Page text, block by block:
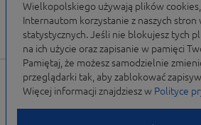
Serwisy Programów
Portal finansowany przez Unię Europejską w
WRPO 2007-2013 i WRPO 2014-2020 oraz
Wielkopolskiego używają plików
Internautom korzystanie z naszych
statystycznych. Jeśli nie blokujesz tych
na ich użycie oraz zapisanie w pamięci
Pamiętaj, że możesz samodzielnie
przeglądarki tak, aby zablokować
Więcej informacji znajdziesz w Polityce